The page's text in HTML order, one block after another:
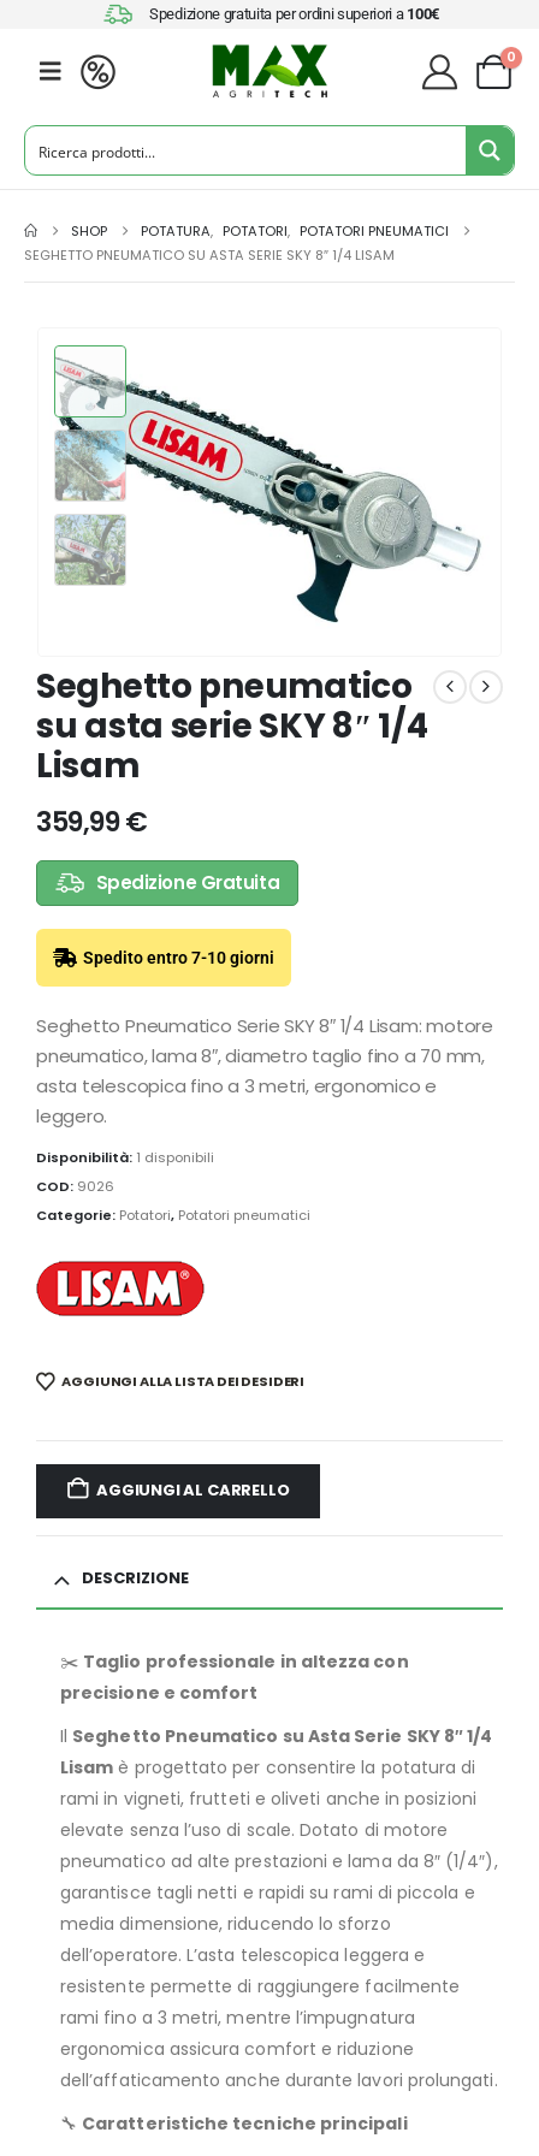
Spedizione gratuita per ordini superiori a 100€
0
SHOP POTATURA, POTATORI, POTATORI PNEUMATICI
SEGHETTO PNEUMATICO SU ASTA SERIE SKY 8″ 1/4 LISAM
Seghetto pneumatico
su asta serie SKY 8″ 1/4
Lisam
359,99€
Spedizione Gratuita
Spedito entro 7-10 giorni
Seghetto Pneumatico Serie SKY 8″ 1/4 Lisam: motore
pneumatico, lama 8″, diametro taglio fino a 70 mm,
asta telescopica fino a 3 metri, ergonomico e
leggero.
Disponibilità: 1 disponibili
COD: 9026
Categorie: Potatori, Potatori pneumatici
AGGIUNGI ALLA LISTA DEI DESIDERI
AGGIUNGI AL CARRELLO
DESCRIZIONE
✂️ Taglio professionale in altezza con
precisione e comfort
Il Seghetto Pneumatico su Asta Serie SKY 8″ 1/4
Lisam è progettato per consentire la potatura di
rami in vigneti, frutteti e oliveti anche in posizioni
elevate senza l’uso di scale. Dotato di motore
pneumatico ad alte prestazioni e lama da 8″ (1/4″),
garantisce tagli netti e rapidi su rami di piccola e
media dimensione, riducendo lo sforzo
dell’operatore. L’asta telescopica leggera e
resistente permette di raggiungere facilmente
rami fino a 3 metri, mentre l’impugnatura
ergonomica assicura comfort e riduzione
dell’affaticamento anche durante lavori prolungati.
🔧 Caratteristiche tecniche principali